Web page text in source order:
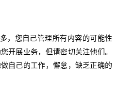
您自己管理所有内容的可能性
开展业务，但请密切关注他们。
自己的工作，懈怠，缺乏正确的